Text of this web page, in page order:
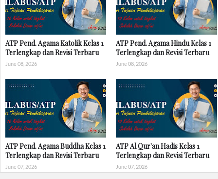
ATP Pend. Agama Katolik Kelas 1
Terlengkap dan Revisi Terbaru
June 08, 2026
ATP Pend. Agama Hindu Kelas 1
Terlengkap dan Revisi Terbaru
June 08, 2026
ATP Pend. Agama Buddha Kelas 1
Terlengkap dan Revisi Terbaru
June 07, 2026
ATP Al Qur'an Hadis Kelas 1
Terlengkap dan Revisi Terbaru
June 07, 2026